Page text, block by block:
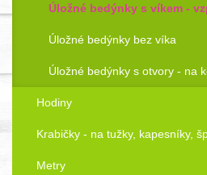
Úložné bedýnky s víkem -
Úložné bedýnky bez víka
Úložné bedýnky s otvory - na
Hodiny
Krabičky - na tužky, kapesníky,
Metry